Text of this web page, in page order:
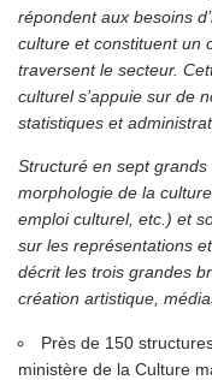
répondent aux besoins
culture et constituent un
traversent le secteur.
culturel s’appuie sur de
statistiques et
Structuré en sept grands
morphologie de la
emploi culturel, etc.) et
sur les représentations
décrit les trois grandes
création artistique,
Près de 150
ministère de la Culture